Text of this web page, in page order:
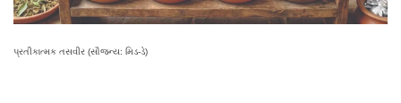
પ્રતીકાત્મક તસવીર (સૌજન્ય: મિડ-ડે)